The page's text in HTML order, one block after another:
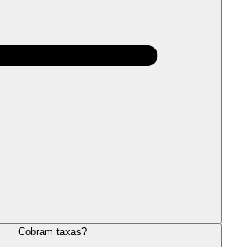
Cobram taxas?